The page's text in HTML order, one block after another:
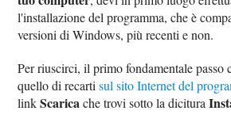
l'installazione del programma, che è
versioni di Windows, più recenti e non.
Per riuscirci, il primo fondamentale passo
quello di recartisul sito Internet del
linkScaricache trovi sotto la dicitura